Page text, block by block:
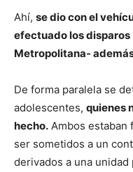
Ahí, se dio con el
efectuado los disparos
Metropolitana-
De forma paralela se
adolescentes, quienes
hecho. Ambos estaban
ser sometidos a un
derivados a una unidad